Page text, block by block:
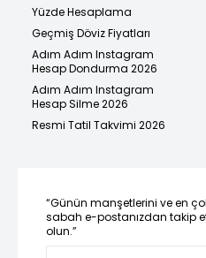
Yüzde Hesaplama
Geçmiş Döviz Fiyatları
Adım Adım Instagram
Hesap Dondurma 2026
Adım Adım Instagram
Hesap Silme 2026
Resmi Tatil Takvimi 2026
“Günün manşetlerini ve en
sabah e-postanızdan takip
olun.”